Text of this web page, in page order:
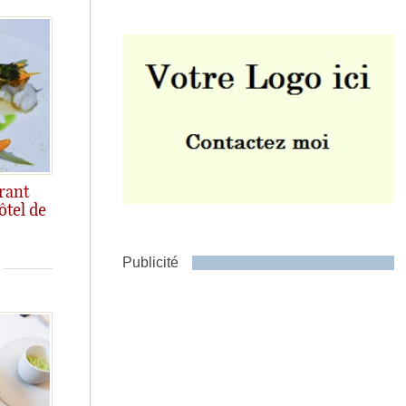
de
Publicité